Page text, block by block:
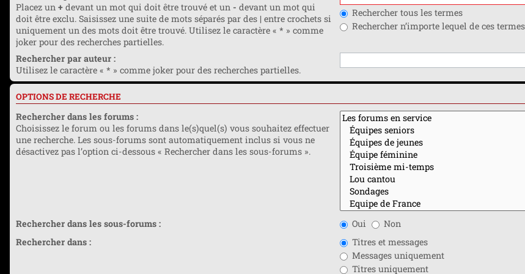
Placez un + devant un mot qui doit être trouvé et un - devant un mot qui
doit être exclu. Saisissez une suite de mots séparés par des | entre crochets si
uniquement un des mots doit être trouvé. Utilisez le caractère « * » comme
joker pour des recherches partielles.
Rechercher tous les termes
Rechercher n’importe lequel de ces termes
Rechercher par auteur :
Utilisez le caractère « * » comme joker pour des recherches partielles.
OPTIONS DE RECHERCHE
Rechercher dans les forums :
Choisissez le forum ou les forums dans le(s)quel(s) vous souhaitez effectuer
une recherche. Les sous-forums sont automatiquement inclus si vous ne
désactivez pas l’option ci-dessous « Rechercher dans les sous-forums ».
Rechercher dans les sous-forums : Oui
Non
Rechercher dans :
Titres et messages
Messages uniquement
Titres uniquement